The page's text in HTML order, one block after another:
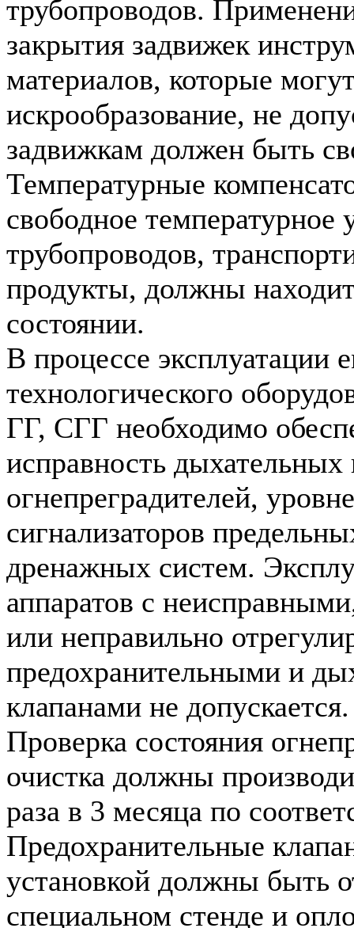
трубопроводов.
закрытия задвижек
материалов, которые
искрообразование, не
задвижкам должен быть
Температурные
свободное температурное
трубопроводов,
продукты, должны
состоянии.
В процессе эксплуатации
технологического
ГГ, СГГ необходимо
исправность дыхательных
огнепреградителей,
сигнализаторов
дренажных систем.
аппаратов с
или неправильно
предохранительными и
клапанами не допускается.
Проверка состояния
очистка должны
раза в 3 месяца по
Предохранительные
установкой должны быть
специальном стенде и